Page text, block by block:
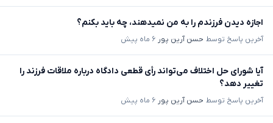
اجازه دیدن فرزندم را به من نمیدهند، چه باید بکنم؟
آخرین پاسخ توسط حسن آرین پور ۶ ماه پیش
آیا شورای حل اختلاف می‌تواند رأی قطعی دادگاه درباره ملاقات فرزند را
تغییر دهد؟
آخرین پاسخ توسط حسن آرین پور ۶ ماه پیش